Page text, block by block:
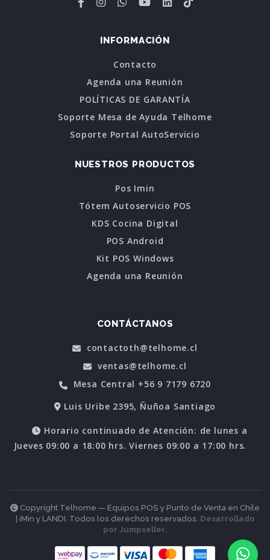
INFORMACIÓN
Contacto
Agenda una Reunión
POLÍTICAS DE GARANTÍA
Soporte Mesa de Ayuda Telhome
Soporte Portal AutoServicio
NUESTROS PRODUCTOS
Pos Imin
Tótem Autoservicio POS
KDS Cocina Digital
POS Android
Kit POS Windows
Agenda una Reunión
CONTÁCTANOS
contactoth@telhome.cl
ventas@telhome.cl
Mesa Central +56 9 7179 6720
Luis Uribe 2395, Ñuñoa Santiago
Horario continuado de Atención: de lunes a
Jueves 09:00 a 18:00 hrs. Viernes 09:00 a 17:00 hrs.
Copyright Telhome — Equipos POS y Punto de Venta en Chile
| iMin y LANDI. Todos los derechos reservados. Desarrollado
por Jumpseller